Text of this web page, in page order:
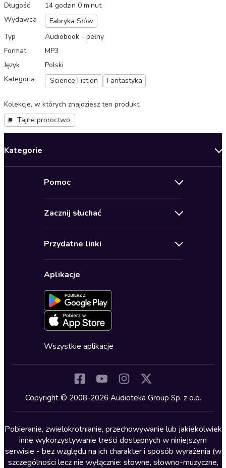
Długość
14 godzin 0 minut
Wydawca
Fabryka Słów
Typ
Audiobook - pełny
Format
MP3
Język
Polski
Kategoria
Science Fiction Fantastyka
Kolekcje, w których znajdziesz ten produkt:
Tajne proroctwo
Kategorie
Biznes, marketing, ekonomia
Dla młodzieży
Kryminały
Lektury szkolne
Literatura anglojęzyczna
Literatura faktu
Literatura obyczajowa
Pomoc
Pomoc
Ustawienia prywatności
Formularz zgłaszania nielegalnych treści
Deklaracja dostępności
Zacznij słuchać
Karnety
Oferta dla firm i bibliotek
Przydatne linki
Dołącz do newslettera
Blog
Zapowiedzi
Cykle audiobooków
Aplikacje
Wszystkie aplikacje
Copyright © 2008-2026 Audioteka Group Sp. z o.o.
Pobieranie, zwielokrotnianie, przechowywanie lub jakiekolwiek
inne wykorzystywanie treści dostępnych w niniejszym
serwisie - bez względu na ich charakter i sposób wyrażenia (w
szczególności lecz nie wyłącznie: słowne, słowno-muzyczne,